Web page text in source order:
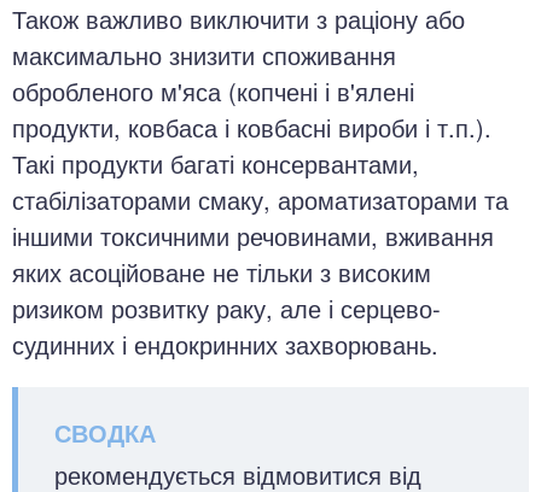
Також важливо виключити з раціону або
максимально знизити споживання
обробленого м'яса (копчені і в'ялені
продукти, ковбаса і ковбасні вироби і т.п.).
Такі продукти багаті консервантами,
стабілізаторами смаку, ароматизаторами та
іншими токсичними речовинами, вживання
яких асоційоване не тільки з високим
ризиком розвитку раку, але і серцево-
судинних і ендокринних захворювань.
рекомендується відмовитися від